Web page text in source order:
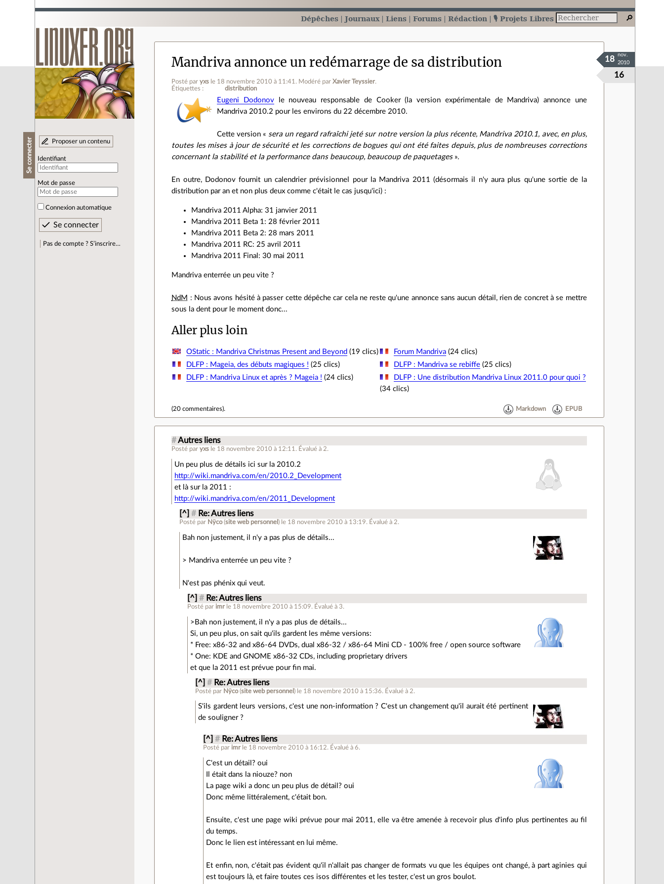
Dépêches Journaux Liens Forums Rédaction 🎙️ Projets Libres
Se connecter Proposer un contenu
Identifiant
Mot de passe
Connexion automatique
Pas de compte ? S’inscrire…
Mandriva annonce un redémarrage de sa distribution
Posté paryxs le 18 novembre 2010 à 11:41 . Modéré par Xavier Teyssier.
Étiquettes :
distribution
16
18
nov.
2010
Eugeni Dodonovle nouveau responsable de Cooker (la version expérimentale de Mandriva) annonce une
Mandriva 2010.2 pour les environs du 22 décembre 2010.
Cette version « sera un regard rafraîchi jeté sur notre version la plus récente, Mandriva 2010.1, avec, en plus,
toutes les mises à jour de sécurité et les corrections de bogues qui ont été faites depuis, plus de nombreuses corrections
concernant la stabilité et la performance dans beaucoup, beaucoup de paquetages».
En outre, Dodonov fournit un calendrier prévisionnel pour la Mandriva 2011 (désormais il n'y aura plus qu'une sortie de la
distribution par an et non plus deux comme c'était le cas jusqu'ici) :
Mandriva 2011 Alpha: 31 janvier 2011
Mandriva 2011 Beta 1: 28 février 2011
Mandriva 2011 Beta 2: 28 mars 2011
Mandriva 2011 RC: 25 avril 2011
Mandriva 2011 Final: 30 mai 2011
Mandriva enterrée un peu vite ?
NdM : Nous avons hésité à passer cette dépêche car cela ne reste qu'une annonce sans aucun détail, rien de concret à se mettre
sous la dent pour le moment donc...
Aller plus loin
OStatic : Mandriva Christmas Present and Beyond (19 clics) Forum Mandriva (24 clics)
DLFP : Mageia, des débuts magiques ! (25 clics) DLFP : Mandriva se rebiffe (25 clics)
DLFP : Mandriva Linux et après ? Mageia ! (24 clics)
DLFP : Une distribution Mandriva Linux 2011.0 pour quoi ?
(34 clics)
(20 commentaires). Markdown EPUB
# Autres liens
Posté paryxs le 18 novembre 2010 à 12:11 . Évalué à 2.
Un peu plus de détails ici sur la 2010.2
http://wiki.mandriva.com/en/2010.2_Development
et là sur la 2011 :
http://wiki.mandriva.com/en/2011_Development
[^] # Re: Autres liens
Posté par Nÿco(site web personnel ) le 18 novembre 2010 à 13:19. Évalué à 2.
Bah non justement, il n'y a pas plus de détails...
> Mandriva enterrée un peu vite ?
N'est pas phénix qui veut.
[^] # Re: Autres liens
Posté par imr le 18 novembre 2010 à 15:09. Évalué à 3.
>Bah non justement, il n'y a pas plus de détails...
Si, un peu plus, on sait qu'ils gardent les même versions:
* Free: x86-32 and x86-64 DVDs, dual x86-32 / x86-64 Mini CD - 100% free / open source software
* One: KDE and GNOME x86-32 CDs, including proprietary drivers
et que la 2011 est prévue pour fin mai.
[^] # Re: Autres liens
Posté par Nÿco(site web personnel ) le 18 novembre 2010 à 15:36. Évalué à 2.
S'ils gardent leurs versions, c'est une non-information ? C'est un changement qu'il aurait été pertinent
de souligner ?
[^] # Re: Autres liens
Posté par imr le 18 novembre 2010 à 16:12. Évalué à6.
C'est un détail? oui
Il était dans la niouze? non
La page wiki a donc un peu plus de détail? oui
Donc même littéralement, c'était bon.
Ensuite, c'est une page wiki prévue pour mai 2011, elle va être amenée à recevoir plus d'info plus pertinentes au fil
du temps.
Donc le lien est intéressant en lui même.
Et enfin, non, c'était pas évident qu'il n'allait pas changer de formats vu que les équipes ont changé, à part aginies qui
est toujours là, et faire toutes ces isos différentes et les tester, c'est un gros boulot.